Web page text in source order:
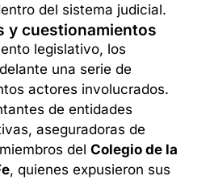
del sistema judicial.
y cuestionamientos
legislativo, los
una serie de
actores involucrados.
de entidades
aseguradoras de
delColegio de la
, quienes expusieron sus